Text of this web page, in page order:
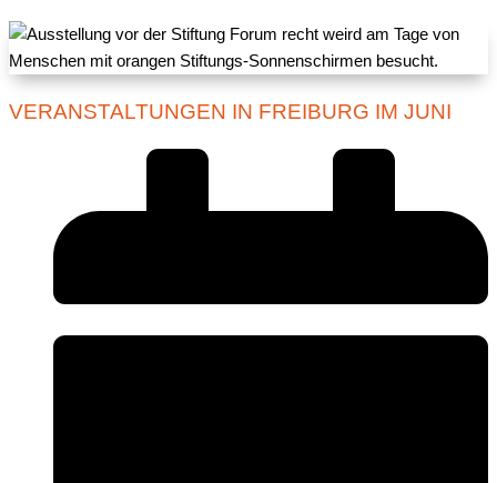
VERANSTALTUNGEN IN FREIBURG IM JUNI